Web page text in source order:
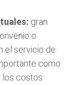
gran
o
el servicio de
como
los costos